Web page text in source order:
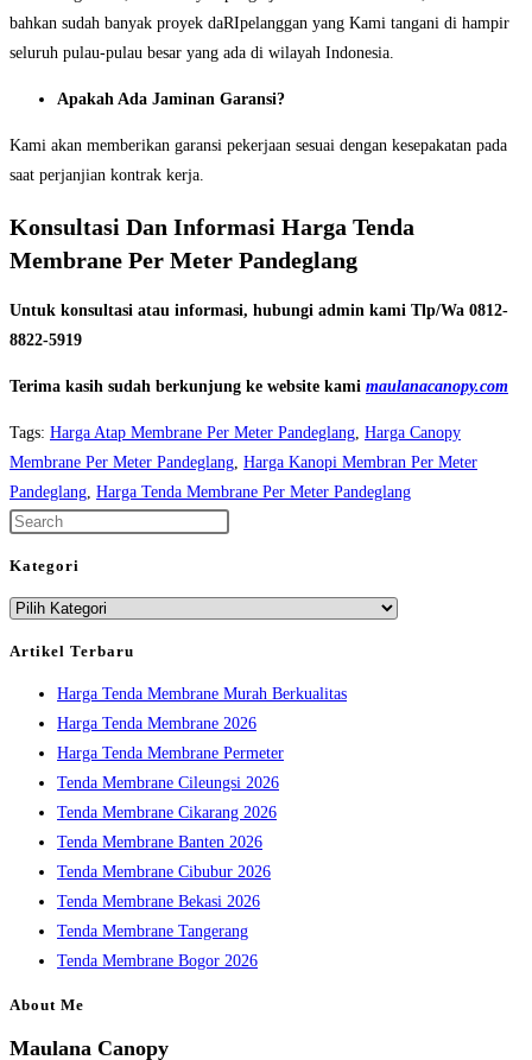
bahkan sudah banyak proyek daRIpelanggan yang Kami tangani di hampir
seluruh pulau-pulau besar yang ada di wilayah Indonesia.
Apakah Ada Jaminan Garansi?
Kami akan memberikan garansi pekerjaan sesuai dengan kesepakatan pada
saat perjanjian kontrak kerja.
Konsultasi Dan Informasi Harga Tenda
Membrane Per Meter Pandeglang
Untuk konsultasi atau informasi, hubungi admin kami Tlp/Wa 0812-
8822-5919
Terima kasih sudah berkunjung ke website kami maulanacanopy.com
Tags: Harga Atap Membrane Per Meter Pandeglang, Harga Canopy
Membrane Per Meter Pandeglang, Harga Kanopi Membran Per Meter
Pandeglang, Harga Tenda Membrane Per Meter Pandeglang
panel.
Kategori
Kategori
Artikel Terbaru
Harga Tenda Membrane Murah Berkualitas
Harga Tenda Membrane 2026
Harga Tenda Membrane Permeter
Tenda Membrane Cileungsi 2026
Tenda Membrane Cikarang 2026
Tenda Membrane Banten 2026
Tenda Membrane Cibubur 2026
Tenda Membrane Bekasi 2026
Tenda Membrane Tangerang
Tenda Membrane Bogor 2026
About Me
Maulana Canopy